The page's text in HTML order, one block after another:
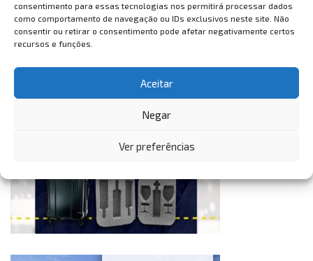
consentimento para essas tecnologias nos permitirá processar dados
como comportamento de navegação ou IDs exclusivos neste site. Não
consentir ou retirar o consentimento pode afetar negativamente certos
recursos e funções.
Aceitar
Negar
Ver preferências